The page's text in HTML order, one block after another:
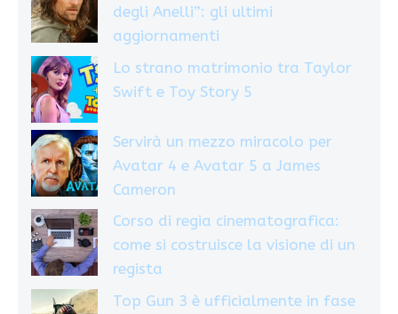
degli Anelli”: gli ultimi
aggiornamenti
Lo strano matrimonio tra Taylor
Swift e Toy Story 5
Servirà un mezzo miracolo per
Avatar 4 e Avatar 5 a James
Cameron
Corso di regia cinematografica:
come si costruisce la visione di un
regista
Top Gun 3 è ufficialmente in fase